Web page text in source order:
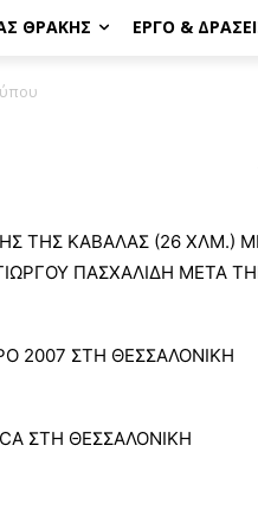
ΘΡΆΚΗΣ ΈΡΓΟ &
ΤΗΣ ΚΑΒΑΛΑΣ (26 ΧΛΜ.)
ΠΑΣΧΑΛΙΔΗ ΜΕΤΑ
2007 ΣΤΗ ΘΕΣΣΑΛΟΝΙΚΗ
ΣΤΗ ΘΕΣΣΑΛΟΝΙΚΗ